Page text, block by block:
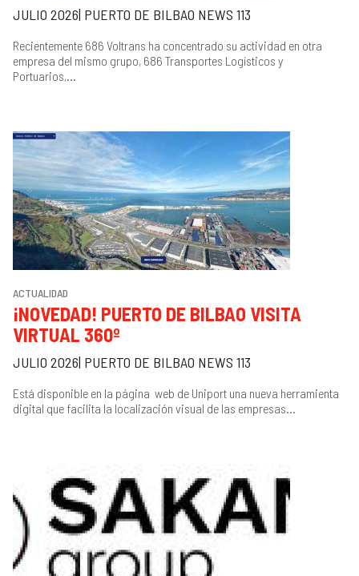
JULIO 2026| PUERTO DE BILBAO NEWS 113
Recientemente 686 Voltrans ha concentrado su actividad en otra
empresa del mismo grupo, 686 Transportes Logísticos y
Portuarios,...
ACTUALIDAD
¡NOVEDAD! PUERTO DE BILBAO VISITA
VIRTUAL 360º
JULIO 2026| PUERTO DE BILBAO NEWS 113
Está disponible en la página web de Uniport una nueva herramienta
digital que facilita la localización visual de las empresas...